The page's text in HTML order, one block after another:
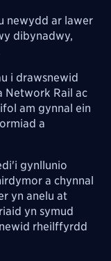
newydd ar lawer
dibynadwy,
i drawsnewid
Network Rail ac
am gynnal ein
a
gynllunio
a chynnal
yn anelu at
yn symud
rheilffyrdd